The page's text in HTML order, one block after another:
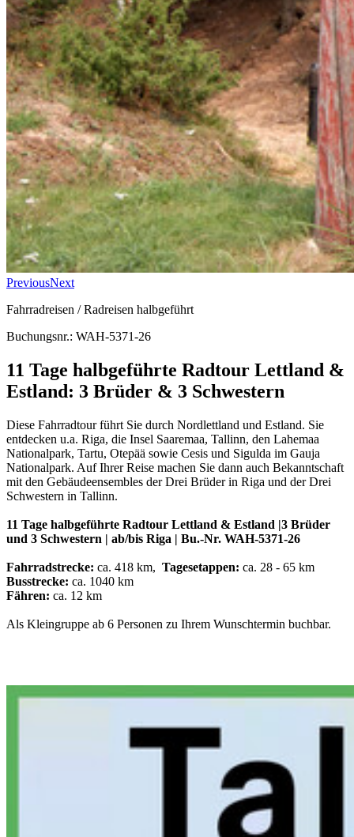
PreviousNext
Fahrradreisen / Radreisen halbgeführt
Buchungsnr.: WAH-5371-26
11 Tage halbgeführte Radtour Lettland &
Estland: 3 Brüder & 3 Schwestern
Diese Fahrradtour führt Sie durch Nordlettland und Estland. Sie
entdecken u.a. Riga, die Insel Saaremaa, Tallinn, den Lahemaa
Nationalpark, Tartu, Otepää sowie Cesis und Sigulda im Gauja
Nationalpark. Auf Ihrer Reise machen Sie dann auch Bekanntschaft
mit den Gebäudeensembles der Drei Brüder in Riga und der Drei
Schwestern in Tallinn.
11 Tage halbgeführte Radtour Lettland & Estland |3 Brüder
und 3 Schwestern | ab/bis Riga | Bu.-Nr. WAH-5371-26
Fahrradstrecke: ca. 418 km, Tagesetappen: ca. 28 - 65 km
Busstrecke: ca. 1040 km
Fähren: ca. 12 km
Als Kleingruppe ab 6 Personen zu Ihrem Wunschtermin buchbar.